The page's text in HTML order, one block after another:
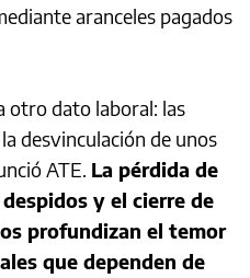
aranceles pagados
otro dato laboral: las
desvinculación de unos
ATE. La pérdida de
y el cierre de
profundizan el temor
que dependen de